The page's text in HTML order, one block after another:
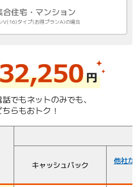
合住宅・マンション
V(16)タイプ(お得プランA)の場合
でもネットのみでも、
ちらもおトク！
キャッシュバック
他社か